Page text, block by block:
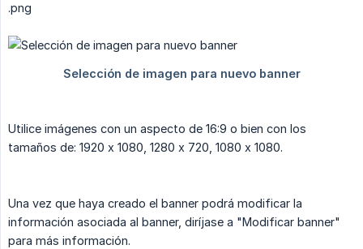
.png
Utilice imágenes con un aspecto de 16:9 o bien con los
tamaños de: 1920 x 1080, 1280 x 720, 1080 x 1080.
Una vez que haya creado el banner podrá modificar la
información asociada al banner, diríjase a "Modificar banner"
para más información.